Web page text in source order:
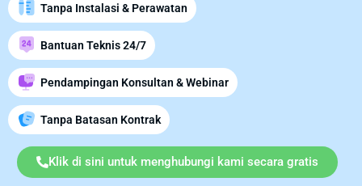
Tanpa Instalasi & Perawatan
Bantuan Teknis 24/7
Pendampingan Konsultan & Webinar
Tanpa Batasan Kontrak
Klik di sini untuk menghubungi kami secara gratis